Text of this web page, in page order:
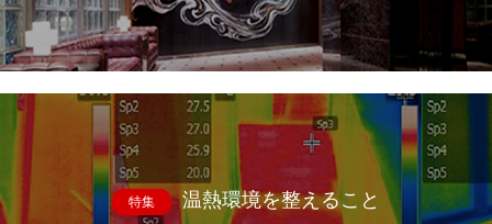
特集 温熱環境を整えること